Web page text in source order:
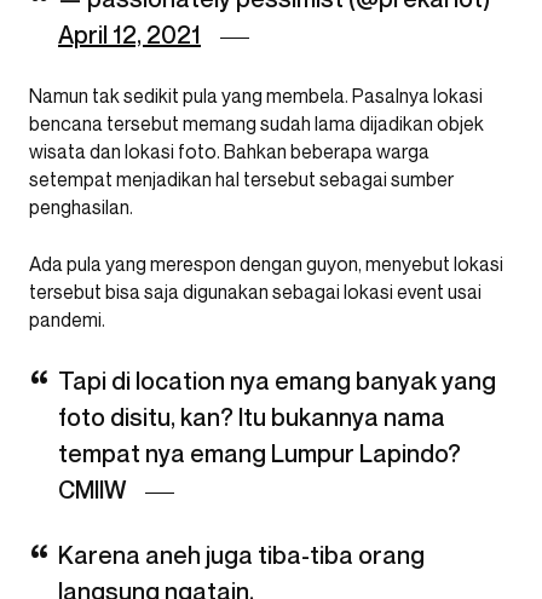
April 12, 2021
Namun tak sedikit pula yang membela. Pasalnya lokasi
bencana tersebut memang sudah lama dijadikan objek
wisata dan lokasi foto. Bahkan beberapa warga
setempat menjadikan hal tersebut sebagai sumber
penghasilan.
Ada pula yang merespon dengan guyon, menyebut lokasi
tersebut bisa saja digunakan sebagai lokasi event usai
pandemi.
Tapi di location nya emang banyak yang
foto disitu, kan? Itu bukannya nama
tempat nya emang Lumpur Lapindo?
CMIIW
Karena aneh juga tiba-tiba orang
langsung ngatain.